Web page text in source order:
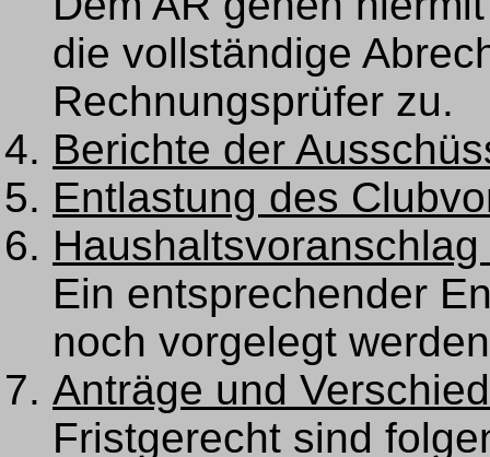
die vollständige
Rechnungsprüfer zu.
Berichte der
Entlastung des
Ein entsprechender
noch vorgelegt
Anträge und
Fristgerecht sind